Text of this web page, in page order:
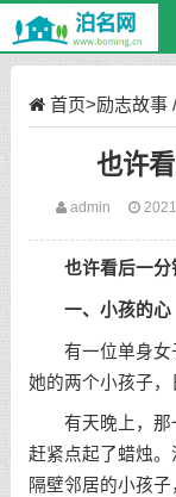
首页>励志故事
也许
admin
也许看后一分
一、小孩的心
有一位单身女子
她的两个小孩子，
有天晚上，那一
赶紧点起了蜡烛
隔壁邻居的小孩